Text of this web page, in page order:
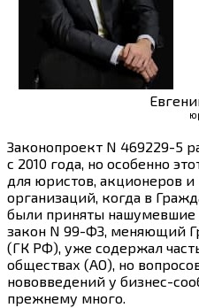
Законопроект N 469229-5
с 2010 года, но особенно
для юристов, акционеров
организаций, когда в
были приняты
закон N 99-ФЗ, меняющий
(ГК РФ), уже содержал
обществах (АО), но
нововведений у бизнес-
прежнему много.